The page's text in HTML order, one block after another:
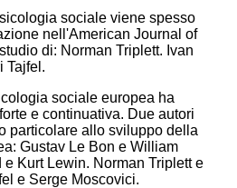
sociale viene spesso
nell'American Journal of
di: Norman Triplett. Ivan
Tajfel.
sociale europea ha
e continuativa. Due autori
particolare allo sviluppo della
Gustav Le Bon e William
Kurt Lewin. Norman Triplett e
e Serge Moscovici.